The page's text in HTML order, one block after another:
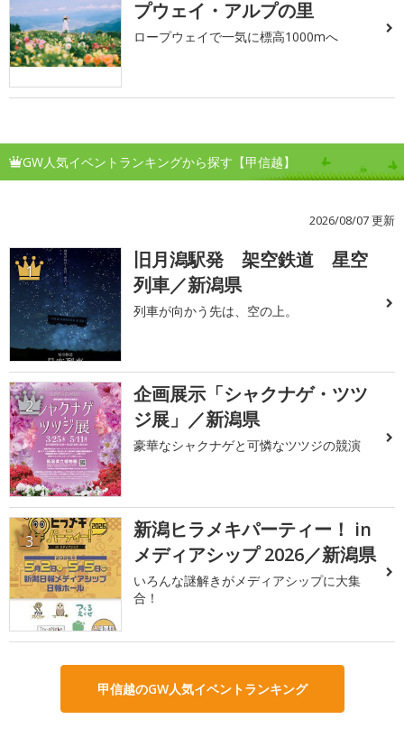
プウェイ・アルプの里
ロープウェイで一気に標高1000mへ
GW人気イベントランキングから探す【甲信越】
2026/08/07 更新
1
旧月潟駅発 架空鉄道 星空
列車／新潟県
列車が向かう先は、空の上。
2
企画展示「シャクナゲ・ツツ
ジ展」／新潟県
豪華なシャクナゲと可憐なツツジの競演
3
新潟ヒラメキパーティー！ in
メディアシップ 2026／新潟県
いろんな謎解きがメディアシップに大集
合！
甲信越のGW人気イベントランキング